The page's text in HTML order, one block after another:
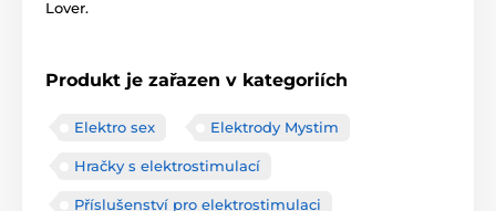
Lover.
Produkt je zařazen v kategoriích
Elektro sex Elektrody Mystim
Hračky s elektrostimulací
Příslušenství pro elektrostimulaci